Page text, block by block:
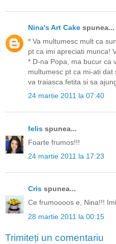
Nina's Art Cake spunea...
* Va multumesc mult ca
pt ca imi apreciati munca!
* D-na Popa, ma bucur ca
multumesc pt ca mi-ati
va traiasca fetita si sa
24 martie 2011 la 07:40
felis spunea...
Foarte frumos!!!
24 martie 2011 la 17:23
Cris spunea...
Ce frumoooos e, Nina!!!
28 martie 2011 la 00:15
Trimiteți un comentariu